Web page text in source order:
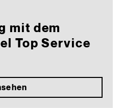
mit dem
Top Service